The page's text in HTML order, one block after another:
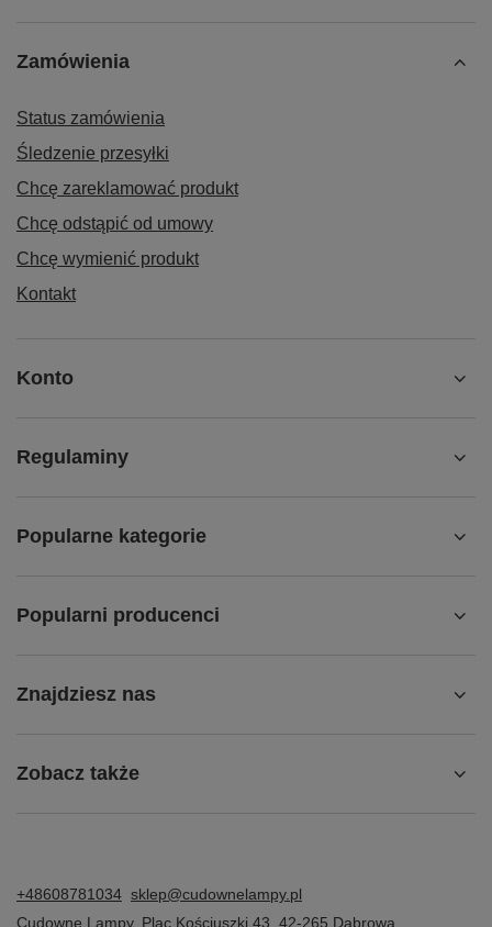
Zamówienia
Status zamówienia
Śledzenie przesyłki
Chcę zareklamować produkt
Chcę odstąpić od umowy
Chcę wymienić produkt
Kontakt
Konto
Regulaminy
Popularne kategorie
Popularni producenci
Znajdziesz nas
Zobacz także
+48608781034 sklep@cudownelampy.pl
Cudowne Lampy, Plac Kościuszki 43 42-265 Dąbrowa